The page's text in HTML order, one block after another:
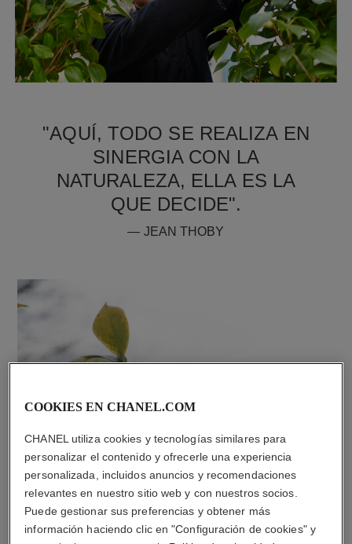
"AQUÍ, TODO SE REALIZA EN
SINERGIA CON LA
NATURALEZA, ELLA ES LA
QUE DECIDE".
— JEAN THOBY
COOKIES EN CHANEL.COM
CHANEL utiliza cookies y tecnologías similares para
personalizar el contenido y ofrecerle una experiencia
personalizada, incluidos anuncios y recomendaciones
relevantes en nuestro sitio web y con nuestros socios.
Puede gestionar sus preferencias y obtener más
información haciendo clic en "Configuración de cookies" y